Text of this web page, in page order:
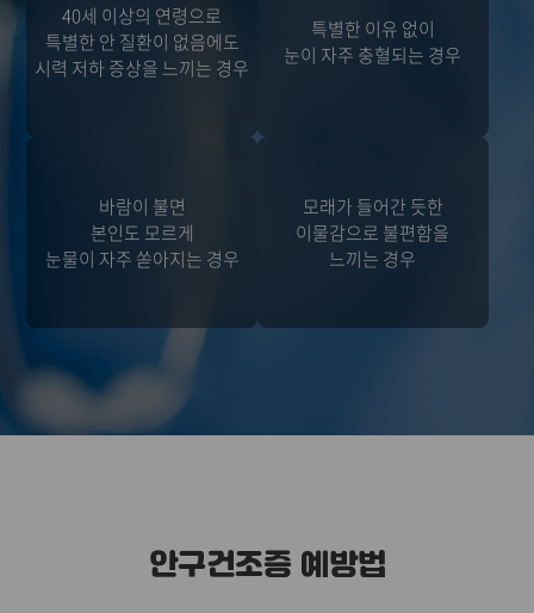
40세 이상의 연령으로
특별한 안 질환이 없음에도
시력 저하 증상을 느끼는 경우
특별한 이유 없이
눈이 자주 충혈되는 경우
바람이 불면
본인도 모르게
눈물이 자주 쏟아지는 경우
모래가 들어간 듯한
이물감으로 불편함을
느끼는 경우
안구건조증 예방법